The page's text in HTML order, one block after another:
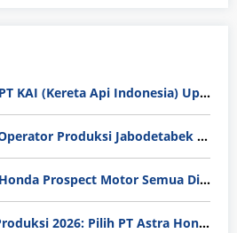
Gaji Karyawan PT KAI (Kereta Api Indonesia) Update 2025
Rata-Rata Gaji Operator Produksi Jabodetabek 2025: Bedah Tuntas UMK, Lemburan, dan Realita Hidup Buruh
Gaji Karyawan Honda Prospect Motor Semua Divisi
Gaji Operator Produksi 2026: Pilih PT Astra Honda Motor (AHM) atau Manufaktur di Jepang?